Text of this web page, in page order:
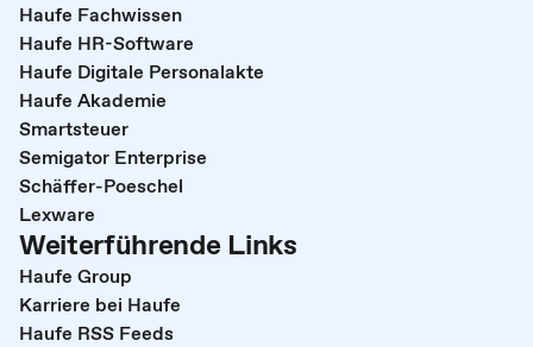
Haufe Fachwissen
Haufe HR-Software
Haufe Digitale Personalakte
Haufe Akademie
Smartsteuer
Semigator Enterprise
Schäffer-Poeschel
Lexware
Weiterführende Links
Haufe Group
Karriere bei Haufe
Haufe RSS Feeds